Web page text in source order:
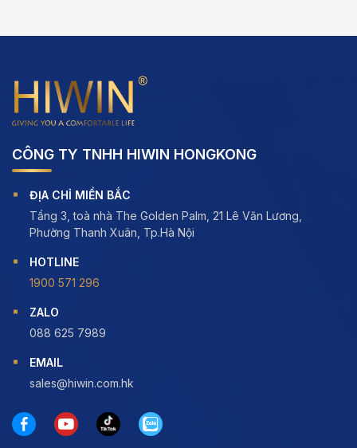
CÔNG TY TNHH HIWIN HONGKONG
ĐỊA CHỈ MIỀN BẮC
Tầng 3, toà nhà The Golden Palm, 21 Lê Văn Lương,
Phường Thanh Xuân, Tp.Hà Nội
HOTLINE
1900 571 296
ZALO
088 625 7989
EMAIL
sales@hiwin.com.hk